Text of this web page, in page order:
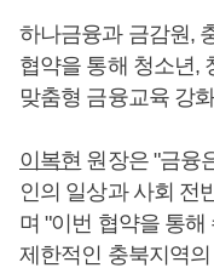
하나금융과 금감원,
협약을 통해 청소년,
맞춤형 금융교육 강
이복현 원장은 "금융
인의 일상과 사회 전
며 "이번 협약을 통
제한적인 충북지역